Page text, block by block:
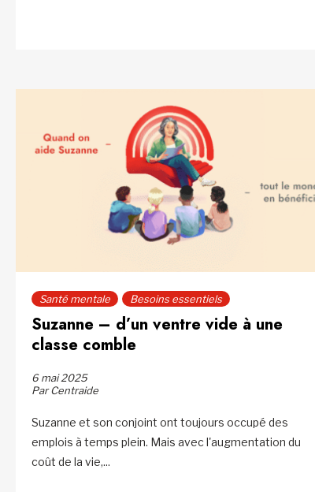
Santé mentale Besoins essentiels
Suzanne – d’un ventre vide à une
classe comble
6 mai 2025
Par Centraide
Suzanne et son conjoint ont toujours occupé des
emplois à temps plein. Mais avec l'augmentation du
coût de la vie,...